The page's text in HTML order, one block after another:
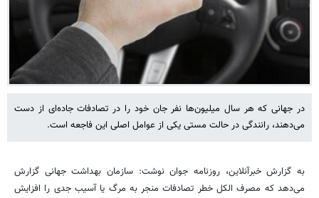
در جهانی که هر سال میلیون‌ها نفر جان خود را در تصادفات جاده‌ای از دست
می‌دهند، رانندگی در حالت مستی یکی از عوامل اصلی این فاجعه است.
به گزارش خبرآنلاین، روزنامه جوان نوشت: سازمان بهداشت جهانی گزارش
می‌دهد که مصرف الکل خطر تصادفات منجر به مرگ یا آسیب جدی را افزایش